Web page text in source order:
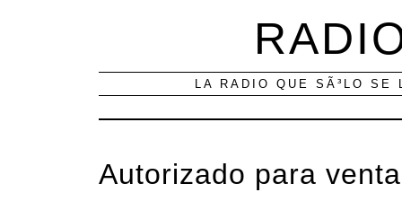
LA RADIO QUE SÃ³LO
Autorizado para